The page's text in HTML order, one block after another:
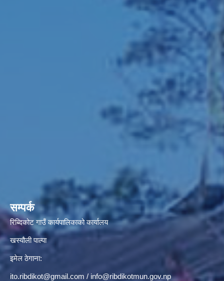
सम्पर्क
रिब्दिकोट गाउँ कार्यपालिकाको कार्यालय
खस्यौली पाल्पा
इमेल ठेगाना:
ito.ribdikot@gmail.com / info@ribdikotmun.gov.np